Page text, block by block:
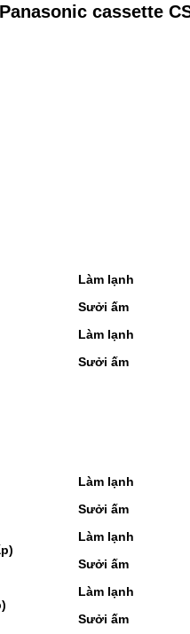
cassette
Làm lạnh
Sưởi ấm
Làm lạnh
Sưởi ấm
Làm lạnh
Sưởi ấm
Làm lạnh
Sưởi ấm
Làm lạnh
Sưởi ấm